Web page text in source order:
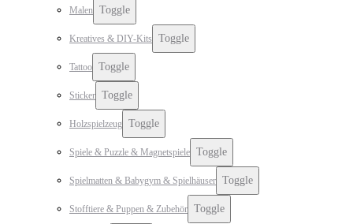
Malen Toggle
Kreatives & DIY-Kits Toggle
Tattoo Toggle
Sticker Toggle
Holzspielzeug Toggle
Spiele & Puzzle & Magnetspiele Toggle
Spielmatten & Babygym & Spielhäuser Toggle
Stofftiere & Puppen & Zubehör Toggle